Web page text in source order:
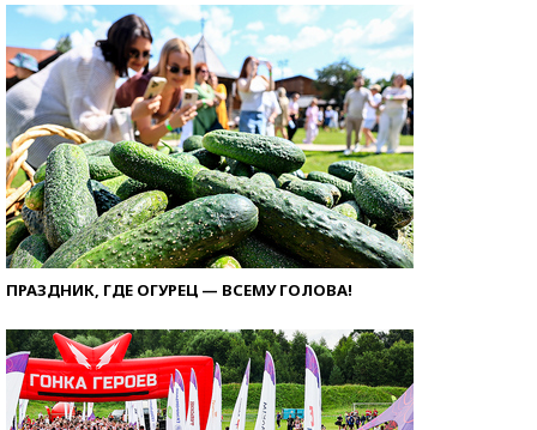
ПРАЗДНИК, ГДЕ ОГУРЕЦ — ВСЕМУ ГОЛОВА!